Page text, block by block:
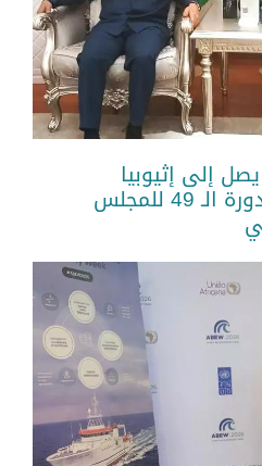
إلى إثيوبيا
للمشاركة في أشغال الدورة الـ 49 للمجلس